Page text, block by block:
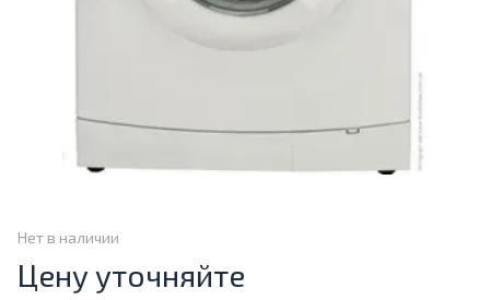
Нет в наличии
Цену уточняйте